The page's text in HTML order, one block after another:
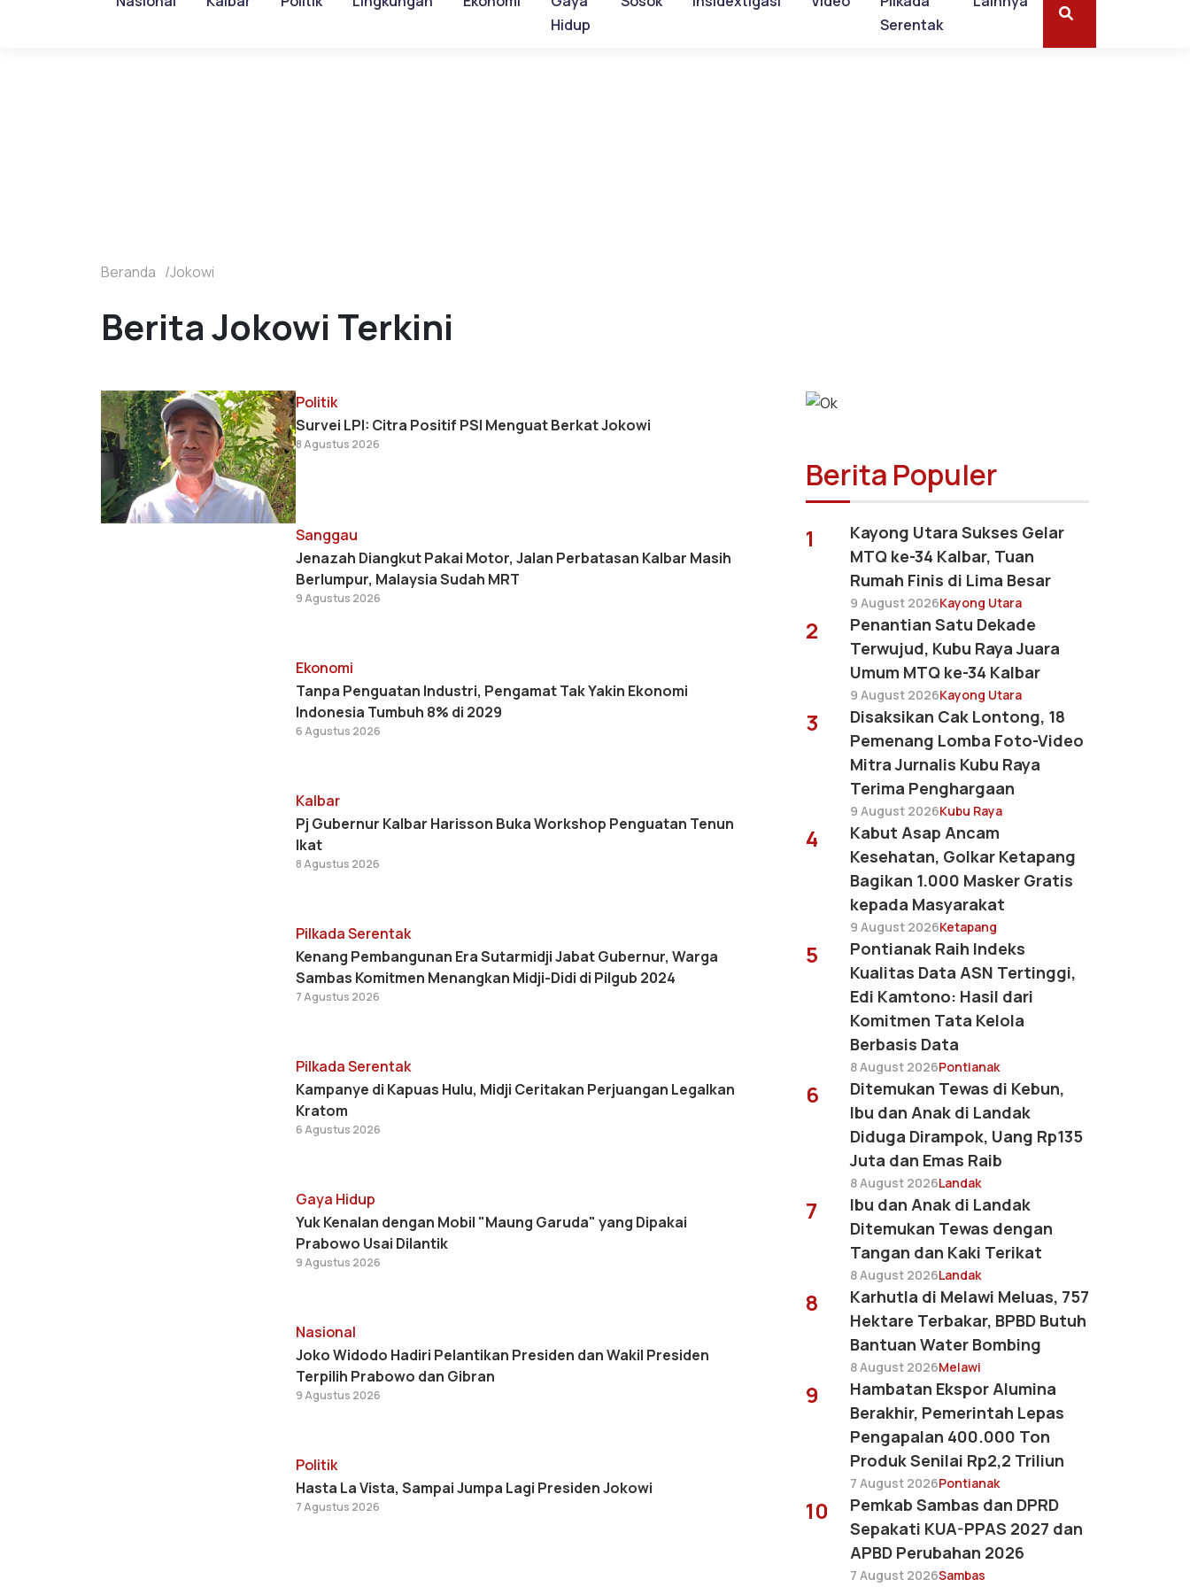
Hidup
Serentak
Beranda Jokowi
Berita Jokowi Terkini
Politik
Survei LPI: Citra Positif PSI Menguat Berkat Jokowi
8 Agustus 2026
Sanggau
Jenazah Diangkut Pakai Motor, Jalan Perbatasan Kalbar Masih
Berlumpur, Malaysia Sudah MRT
9 Agustus 2026
Ekonomi
Tanpa Penguatan Industri, Pengamat Tak Yakin Ekonomi
Indonesia Tumbuh 8% di 2029
6 Agustus 2026
Kalbar
Pj Gubernur Kalbar Harisson Buka Workshop Penguatan Tenun
Ikat
8 Agustus 2026
Pilkada Serentak
Kenang Pembangunan Era Sutarmidji Jabat Gubernur, Warga
Sambas Komitmen Menangkan Midji-Didi di Pilgub 2024
7 Agustus 2026
Pilkada Serentak
Kampanye di Kapuas Hulu, Midji Ceritakan Perjuangan Legalkan
Kratom
6 Agustus 2026
Gaya Hidup
Yuk Kenalan dengan Mobil "Maung Garuda" yang Dipakai
Prabowo Usai Dilantik
9 Agustus 2026
Nasional
Joko Widodo Hadiri Pelantikan Presiden dan Wakil Presiden
Terpilih Prabowo dan Gibran
9 Agustus 2026
Politik
Hasta La Vista, Sampai Jumpa Lagi Presiden Jokowi
7 Agustus 2026
Berita Populer
1
Kayong Utara Sukses Gelar
MTQ ke-34 Kalbar, Tuan
Rumah Finis di Lima Besar
9 August 2026Kayong Utara
2
Penantian Satu Dekade
Terwujud, Kubu Raya Juara
Umum MTQ ke-34 Kalbar
9 August 2026Kayong Utara
3
Disaksikan Cak Lontong, 18
Pemenang Lomba Foto-Video
Mitra Jurnalis Kubu Raya
Terima Penghargaan
9 August 2026Kubu Raya
4
Kabut Asap Ancam
Kesehatan, Golkar Ketapang
Bagikan 1.000 Masker Gratis
kepada Masyarakat
9 August 2026Ketapang
5
Pontianak Raih Indeks
Kualitas Data ASN Tertinggi,
Edi Kamtono: Hasil dari
Komitmen Tata Kelola
Berbasis Data
8 August 2026Pontianak
6
Ditemukan Tewas di Kebun,
Ibu dan Anak di Landak
Diduga Dirampok, Uang Rp135
Juta dan Emas Raib
8 August 2026Landak
7
Ibu dan Anak di Landak
Ditemukan Tewas dengan
Tangan dan Kaki Terikat
8 August 2026Landak
8
Karhutla di Melawi Meluas, 757
Hektare Terbakar, BPBD Butuh
Bantuan Water Bombing
8 August 2026Melawi
9
Hambatan Ekspor Alumina
Berakhir, Pemerintah Lepas
Pengapalan 400.000 Ton
Produk Senilai Rp2,2 Triliun
7 August 2026Pontianak
10
Pemkab Sambas dan DPRD
Sepakati KUA-PPAS 2027 dan
APBD Perubahan 2026
7 August 2026Sambas